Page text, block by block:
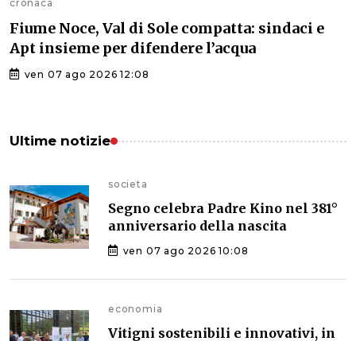
cronaca
Fiume Noce, Val di Sole compatta: sindaci e
Apt insieme per difendere l’acqua
ven 07 ago 2026 12:08
Ultime notizie
societa
Segno celebra Padre Kino nel 381°
anniversario della nascita
ven 07 ago 2026 10:08
economia
Vitigni sostenibili e innovativi, in